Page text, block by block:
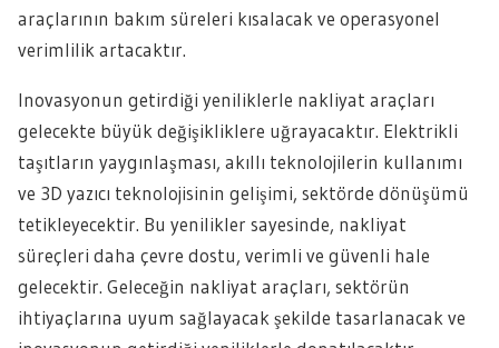
araçlarının bakım süreleri kısalacak ve operasyonel
verimlilik artacaktır.
Inovasyonun getirdiği yeniliklerle nakliyat araçları
gelecekte büyük değişikliklere uğrayacaktır. Elektrikli
taşıtların yaygınlaşması, akıllı teknolojilerin kullanımı
ve 3D yazıcı teknolojisinin gelişimi, sektörde dönüşümü
tetikleyecektir. Bu yenilikler sayesinde, nakliyat
süreçleri daha çevre dostu, verimli ve güvenli hale
gelecektir. Geleceğin nakliyat araçları, sektörün
ihtiyaçlarına uyum sağlayacak şekilde tasarlanacak ve